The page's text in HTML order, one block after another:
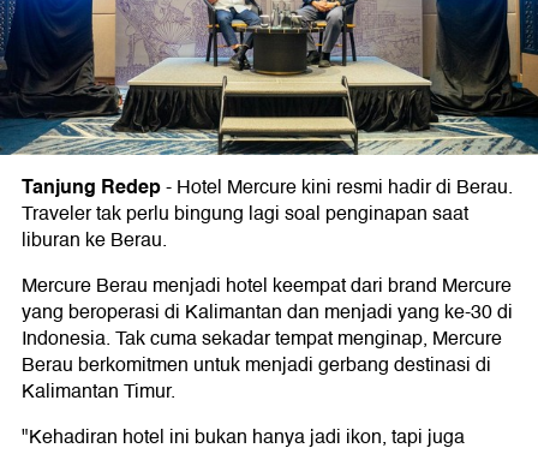
Tanjung Redep-Hotel Mercure kini resmi hadir di Berau.
Traveler tak perlu bingung lagi soal penginapan saat
liburan ke Berau.
Mercure Berau menjadi hotel keempat dari brand Mercure
yang beroperasi di Kalimantan dan menjadi yang ke-30 di
Indonesia. Tak cuma sekadar tempat menginap, Mercure
Berau berkomitmen untuk menjadi gerbang destinasi di
Kalimantan Timur.
"Kehadiran hotel ini bukan hanya jadi ikon, tapi juga